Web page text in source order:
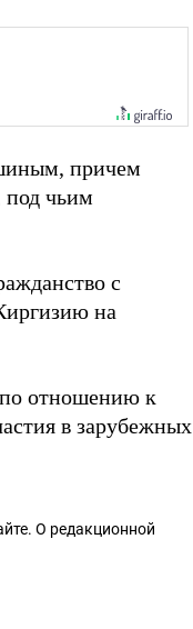
причем
под чьим
с
на
отношению к
в зарубежных
О редакционной